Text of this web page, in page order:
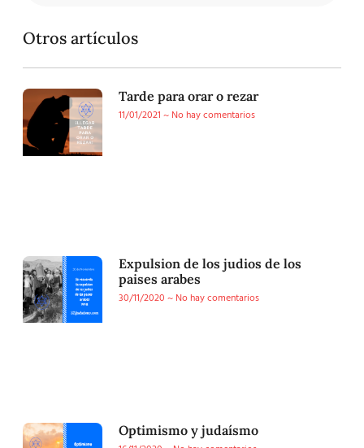
Otros artículos
Tarde para orar o rezar
11/01/2021
No hay comentarios
Expulsion de los judios de los
paises arabes
30/11/2020
No hay comentarios
Optimismo y judaísmo